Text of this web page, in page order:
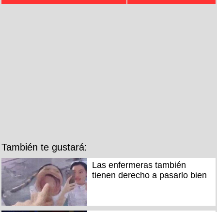
También te gustará:
Las enfermeras también
tienen derecho a pasarlo bien